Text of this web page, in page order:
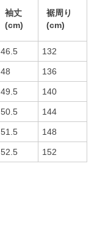
袖丈
(cm)
裾周り
(cm)
46.5 132
48 136
49.5 140
50.5 144
51.5 148
52.5 152